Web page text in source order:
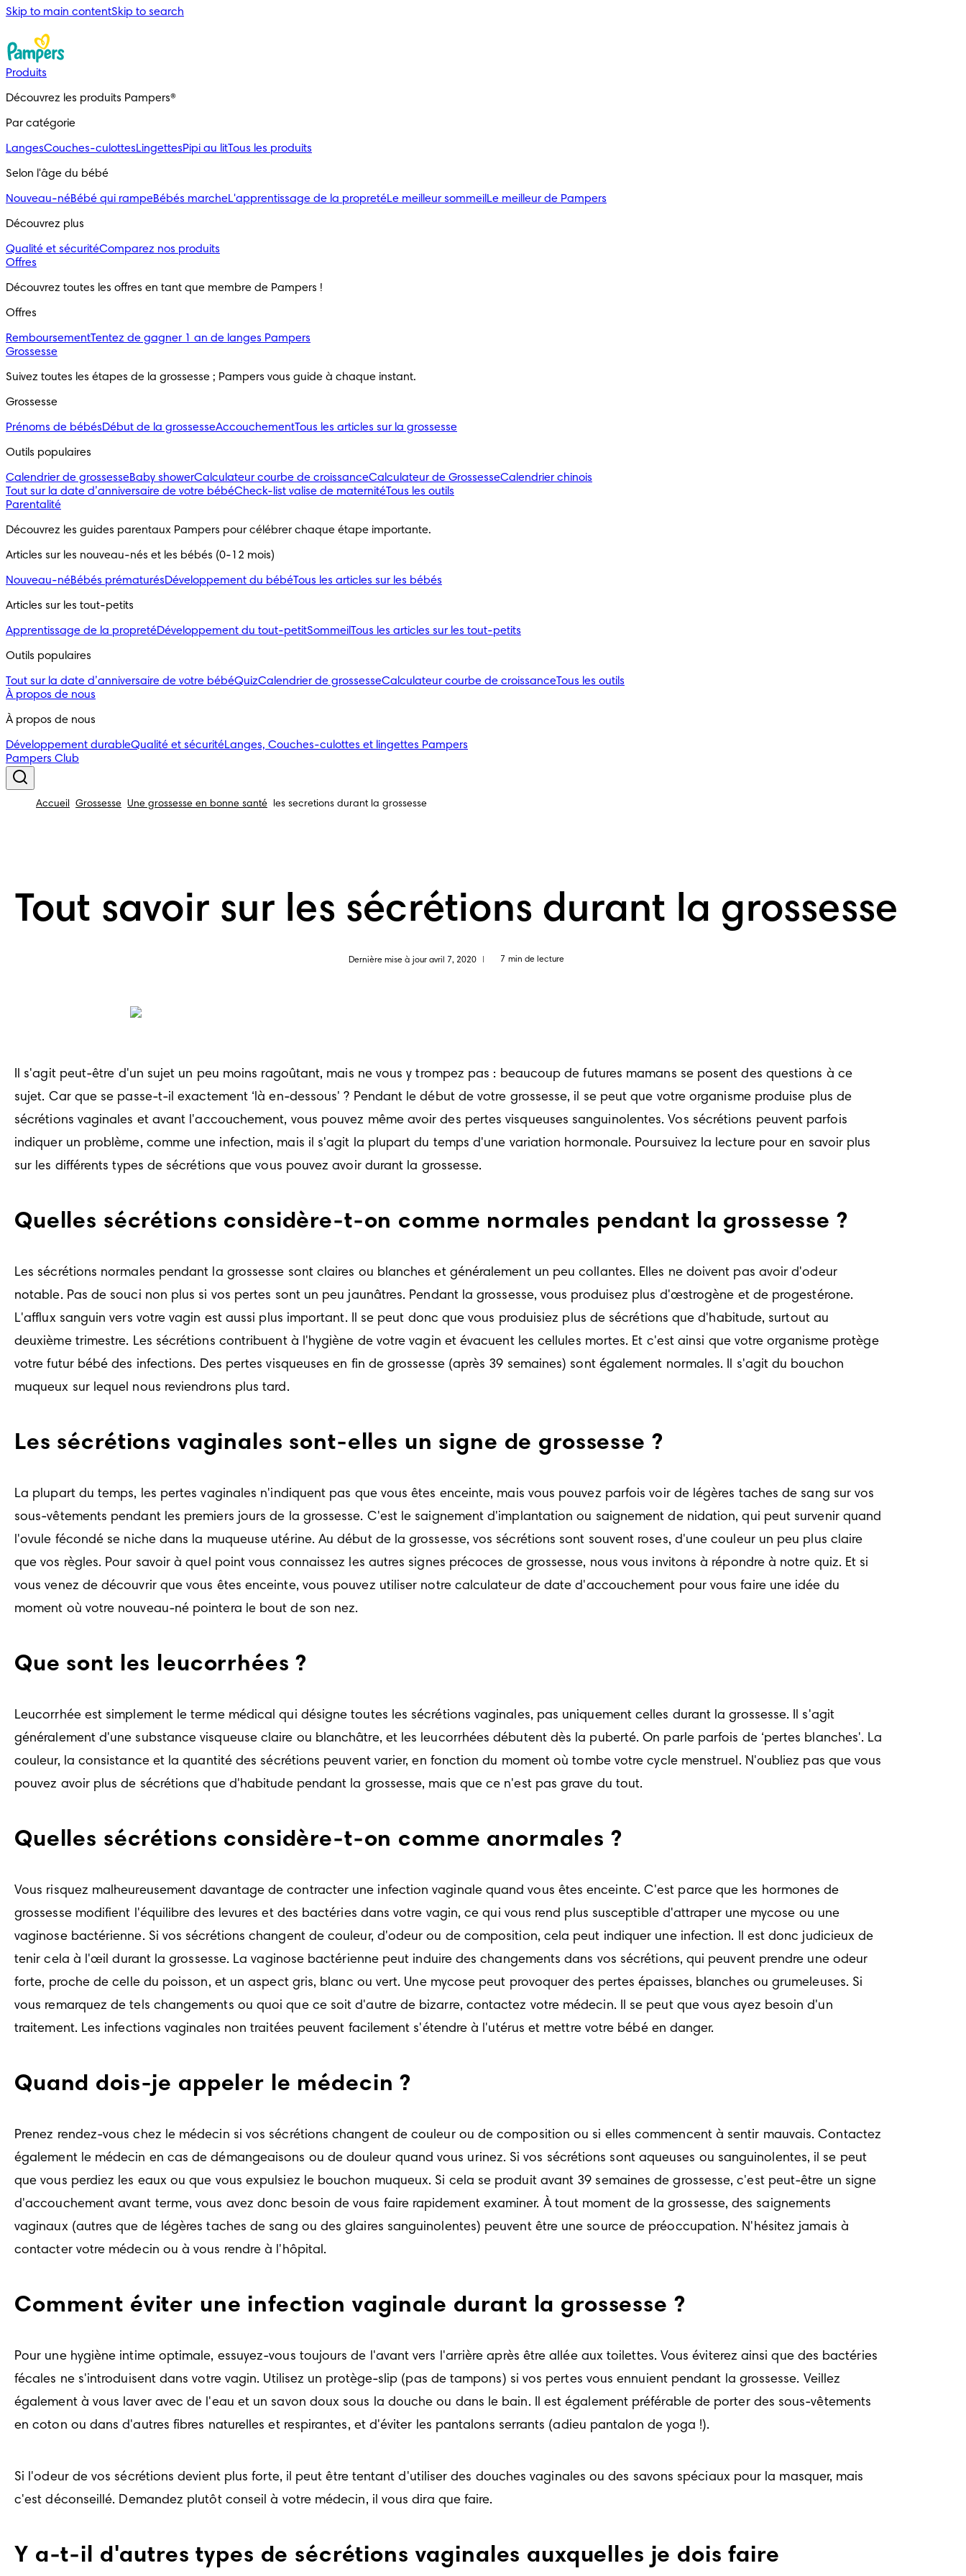
Skip to main contentSkip to search
Produits
Découvrez les produits Pampers®
Par catégorie
LangesCouches-culottesLingettesPipi au litTous les produits
Selon l'âge du bébé
Nouveau-néBébé qui rampeBébés marcheL'apprentissage de la propretéLe meilleur sommeil Le meilleur de Pampers
Découvrez plus
Qualité et sécuritéComparez nos produits
Offres
Découvrez toutes les offres en tant que membre de Pampers !
Offres
RemboursementTentez de gagner 1 an de langes Pampers
Grossesse
Suivez toutes les étapes de la grossesse ; Pampers vous guide à chaque instant.
Grossesse
Prénoms de bébésDébut de la grossesseAccouchementTous les articles sur la grossesse
Outils populaires
Calendrier de grossesseBaby showerCalculateur courbe de croissanceCalculateur de GrossesseCalendrier chinois
Tout sur la date d’anniversaire de votre bébéCheck-list valise de maternitéTous les outils
Parentalité
Découvrez les guides parentaux Pampers pour célébrer chaque étape importante.
Articles sur les nouveau-nés et les bébés (0-12 mois)
Nouveau-néBébés prématurésDéveloppement du bébéTous les articles sur les bébés
Articles sur les tout-petits
Apprentissage de la propretéDéveloppement du tout-petitSommeilTous les articles sur les tout-petits
Outils populaires
Tout sur la date d’anniversaire de votre bébéQuizCalendrier de grossesseCalculateur courbe de croissanceTous les outils
À propos de nous
À propos de nous
Développement durableQualité et sécuritéLanges, Couches-culottes et lingettes Pampers
Pampers Club
Accueil Grossesse Une grossesse en bonne santé les secretions durant la grossesse
Tout savoir sur les sécrétions durant la grossesse
Dernière mise à jour avril 7, 2020 7 min de lecture
Il s'agit peut-être d'un sujet un peu moins ragoûtant, mais ne vous y trompez pas : beaucoup de futures mamans se posent des questions à ce
sujet. Car que se passe-t-il exactement ‘là en-dessous' ? Pendant le début de votre grossesse, il se peut que votre organisme produise plus de
sécrétions vaginales et avant l'accouchement, vous pouvez même avoir des pertes visqueuses sanguinolentes. Vos sécrétions peuvent parfois
indiquer un problème, comme une infection, mais il s'agit la plupart du temps d'une variation hormonale. Poursuivez la lecture pour en savoir plus
sur les différents types de sécrétions que vous pouvez avoir durant la grossesse.
Quelles sécrétions considère-t-on comme normales pendant la grossesse ?
Les sécrétions normales pendant la grossesse sont claires ou blanches et généralement un peu collantes. Elles ne doivent pas avoir d'odeur
notable. Pas de souci non plus si vos pertes sont un peu jaunâtres. Pendant la grossesse, vous produisez plus d'œstrogène et de progestérone.
L'afflux sanguin vers votre vagin est aussi plus important. Il se peut donc que vous produisiez plus de sécrétions que d'habitude, surtout au
deuxième trimestre. Les sécrétions contribuent à l'hygiène de votre vagin et évacuent les cellules mortes. Et c'est ainsi que votre organisme protège
votre futur bébé des infections. Des pertes visqueuses en fin de grossesse (après 39 semaines) sont également normales. Il s'agit du bouchon
muqueux sur lequel nous reviendrons plus tard.
Les sécrétions vaginales sont-elles un signe de grossesse ?
La plupart du temps, les pertes vaginales n'indiquent pas que vous êtes enceinte, mais vous pouvez parfois voir de légères taches de sang sur vos
sous-vêtements pendant les premiers jours de la grossesse. C'est le saignement d'implantation ou saignement de nidation, qui peut survenir quand
l'ovule fécondé se niche dans la muqueuse utérine. Au début de la grossesse, vos sécrétions sont souvent roses, d'une couleur un peu plus claire
que vos règles. Pour savoir à quel point vous connaissez les autres signes précoces de grossesse, nous vous invitons à répondre à notre quiz. Et si
vous venez de découvrir que vous êtes enceinte, vous pouvez utiliser notre calculateur de date d'accouchement pour vous faire une idée du
moment où votre nouveau-né pointera le bout de son nez.
Que sont les leucorrhées ?
Leucorrhée est simplement le terme médical qui désigne toutes les sécrétions vaginales, pas uniquement celles durant la grossesse. Il s'agit
généralement d'une substance visqueuse claire ou blanchâtre, et les leucorrhées débutent dès la puberté. On parle parfois de ‘pertes blanches'. La
couleur, la consistance et la quantité des sécrétions peuvent varier, en fonction du moment où tombe votre cycle menstruel. N'oubliez pas que vous
pouvez avoir plus de sécrétions que d'habitude pendant la grossesse, mais que ce n'est pas grave du tout.
Quelles sécrétions considère-t-on comme anormales ?
Vous risquez malheureusement davantage de contracter une infection vaginale quand vous êtes enceinte. C'est parce que les hormones de
grossesse modifient l'équilibre des levures et des bactéries dans votre vagin, ce qui vous rend plus susceptible d'attraper une mycose ou une
vaginose bactérienne. Si vos sécrétions changent de couleur, d'odeur ou de composition, cela peut indiquer une infection. Il est donc judicieux de
tenir cela à l'œil durant la grossesse. La vaginose bactérienne peut induire des changements dans vos sécrétions, qui peuvent prendre une odeur
forte, proche de celle du poisson, et un aspect gris, blanc ou vert. Une mycose peut provoquer des pertes épaisses, blanches ou grumeleuses. Si
vous remarquez de tels changements ou quoi que ce soit d'autre de bizarre, contactez votre médecin. Il se peut que vous ayez besoin d'un
traitement. Les infections vaginales non traitées peuvent facilement s'étendre à l'utérus et mettre votre bébé en danger.
Quand dois-je appeler le médecin ?
Prenez rendez-vous chez le médecin si vos sécrétions changent de couleur ou de composition ou si elles commencent à sentir mauvais. Contactez
également le médecin en cas de démangeaisons ou de douleur quand vous urinez. Si vos sécrétions sont aqueuses ou sanguinolentes, il se peut
que vous perdiez les eaux ou que vous expulsiez le bouchon muqueux. Si cela se produit avant 39 semaines de grossesse, c'est peut-être un signe
d'accouchement avant terme, vous avez donc besoin de vous faire rapidement examiner. À tout moment de la grossesse, des saignements
vaginaux (autres que de légères taches de sang ou des glaires sanguinolentes) peuvent être une source de préoccupation. N'hésitez jamais à
contacter votre médecin ou à vous rendre à l'hôpital.
Comment éviter une infection vaginale durant la grossesse ?
Pour une hygiène intime optimale, essuyez-vous toujours de l'avant vers l'arrière après être allée aux toilettes. Vous éviterez ainsi que des bactéries
fécales ne s'introduisent dans votre vagin. Utilisez un protège-slip (pas de tampons) si vos pertes vous ennuient pendant la grossesse. Veillez
également à vous laver avec de l'eau et un savon doux sous la douche ou dans le bain. Il est également préférable de porter des sous-vêtements
en coton ou dans d'autres fibres naturelles et respirantes, et d'éviter les pantalons serrants (adieu pantalon de yoga !).
Si l'odeur de vos sécrétions devient plus forte, il peut être tentant d'utiliser des douches vaginales ou des savons spéciaux pour la masquer, mais
c'est déconseillé. Demandez plutôt conseil à votre médecin, il vous dira que faire.
Y a-t-il d'autres types de sécrétions vaginales auxquelles je dois faire